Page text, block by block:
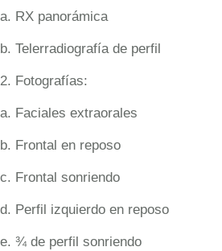
a. RX panorámica
b. Telerradiografía de perfil
2. Fotografías:
a. Faciales extraorales
b. Frontal en reposo
c. Frontal sonriendo
d. Perfil izquierdo en reposo
e. ¾ de perfil sonriendo